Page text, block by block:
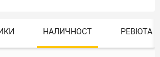
НАЛИЧНОСТ РЕВЮТА